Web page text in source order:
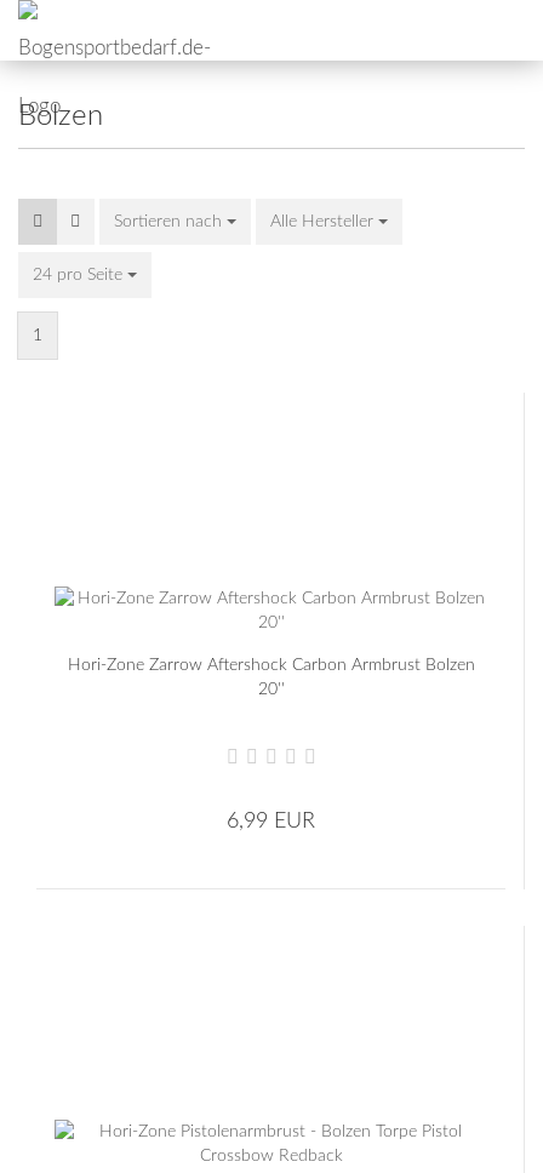
Bolzen
Sortieren nach Alle Hersteller
24 pro Seite
1
Hori-Zone Zarrow Aftershock Carbon Armbrust Bolzen
20''
6,99 EUR